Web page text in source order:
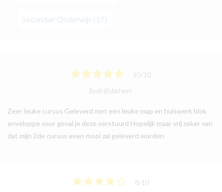
Secundair Onderwijs (17)
10/ 10
Bedrijfsbeheer
Zeer leuke cursus Geleverd met een leuke map en huiswerk blok
enveloppe voor geval je deze verstuurd Hopelijk maar vrij zeker van
dat mijn 2de cursus even mooi zal geleverd worden
8/10